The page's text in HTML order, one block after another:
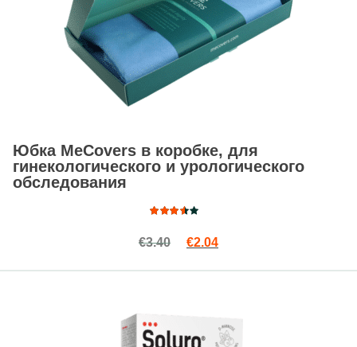
Юбка MeCovers в коробке, для
гинекологического и урологического
обследования
3.00
€3.40 Первоначальная цена
€2.04Текущая цена: €2.04.